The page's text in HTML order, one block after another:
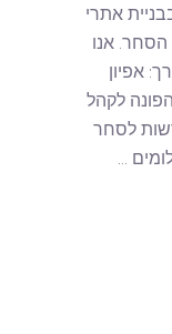
אתרי
הסחר. אנו
אפיון
לקהל
לסחר